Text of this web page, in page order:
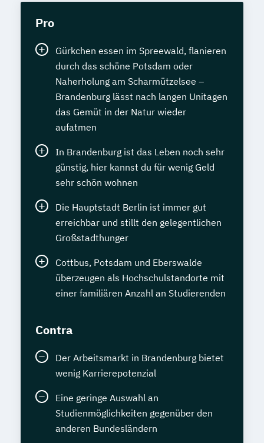
Pro
Gürkchen essen im Spreewald, flanieren
durch das schöne Potsdam oder
Naherholung am Scharmützelsee –
Brandenburg lässt nach langen Unitagen
das Gemüt in der Natur wieder
aufatmen
In Brandenburg ist das Leben noch sehr
günstig, hier kannst du für wenig Geld
sehr schön wohnen
Die Hauptstadt Berlin ist immer gut
erreichbar und stillt den gelegentlichen
Großstadthunger
Cottbus, Potsdam und Eberswalde
überzeugen als Hochschulstandorte mit
einer familiären Anzahl an Studierenden
Contra
Der Arbeitsmarkt in Brandenburg bietet
wenig Karrierepotenzial
Eine geringe Auswahl an
Studienmöglichkeiten gegenüber den
anderen Bundesländern